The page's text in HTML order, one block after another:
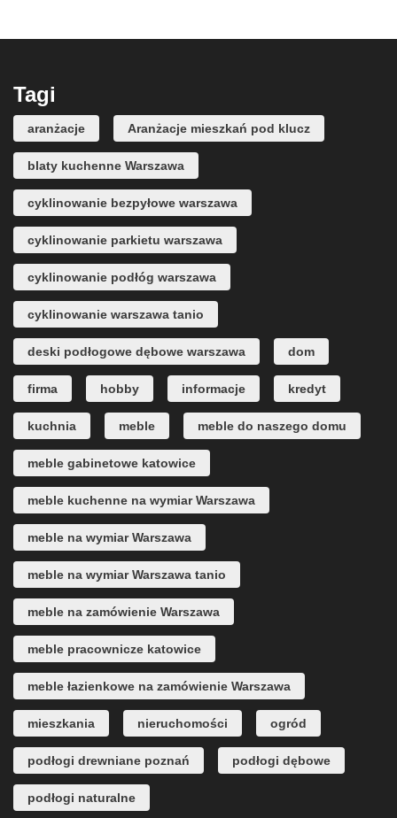
Tagi
aranżacje Aranżacje mieszkań pod klucz
blaty kuchenne Warszawa
cyklinowanie bezpyłowe warszawa
cyklinowanie parkietu warszawa
cyklinowanie podłóg warszawa
cyklinowanie warszawa tanio
deski podłogowe dębowe warszawa dom
firma hobby informacje kredyt
kuchnia meble meble do naszego domu
meble gabinetowe katowice
meble kuchenne na wymiar Warszawa
meble na wymiar Warszawa
meble na wymiar Warszawa tanio
meble na zamówienie Warszawa
meble pracownicze katowice
meble łazienkowe na zamówienie Warszawa
mieszkania nieruchomości ogród
podłogi drewniane poznań podłogi dębowe
podłogi naturalne